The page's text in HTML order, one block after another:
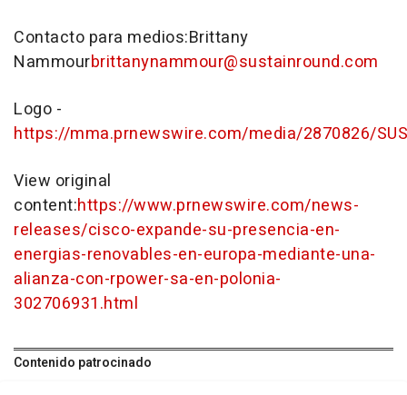
Contacto para medios:Brittany
Nammourbrittanynammour@sustainround.com
Logo -
https://mma.prnewswire.com/media/2870826/
View original
content:https://www.prnewswire.com/news-
releases/cisco-expande-su-presencia-en-
energias-renovables-en-europa-mediante-una-
alianza-con-rpower-sa-en-polonia-
302706931.html
Contenido patrocinado